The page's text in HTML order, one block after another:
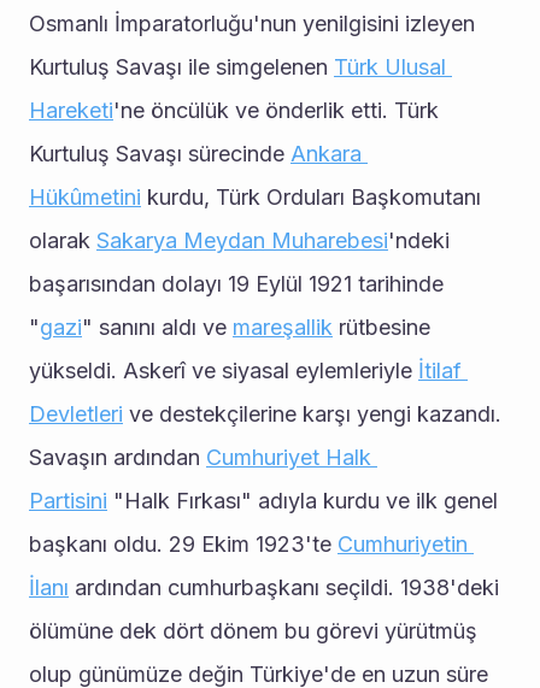
Osmanlı İmparatorluğu'nun yenilgisini izleyen
Kurtuluş Savaşı ile simgelenen Türk Ulusal
Hareketi'ne öncülük ve önderlik etti. Türk
Kurtuluş Savaşı sürecinde Ankara
Hükûmetini kurdu, Türk Orduları Başkomutanı
olarak Sakarya Meydan Muharebesi'ndeki
başarısından dolayı 19 Eylül 1921 tarihinde
"gazi" sanını aldı ve mareşallik rütbesine
yükseldi. Askerî ve siyasal eylemleriyle İtilaf
Devletleri ve destekçilerine karşı yengi kazandı.
Savaşın ardından Cumhuriyet Halk
Partisini "Halk Fırkası" adıyla kurdu ve ilk genel
başkanı oldu. 29 Ekim 1923'te Cumhuriyetin
İlanı ardından cumhurbaşkanı seçildi. 1938'deki
ölümüne dek dört dönem bu görevi yürütmüş
olup günümüze değin Türkiye'de en uzun süre